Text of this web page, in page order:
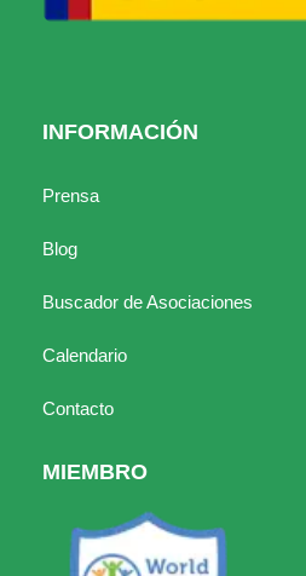
INFORMACIÓN
Prensa
Blog
Buscador de Asociaciones
Calendario
Contacto
MIEMBRO